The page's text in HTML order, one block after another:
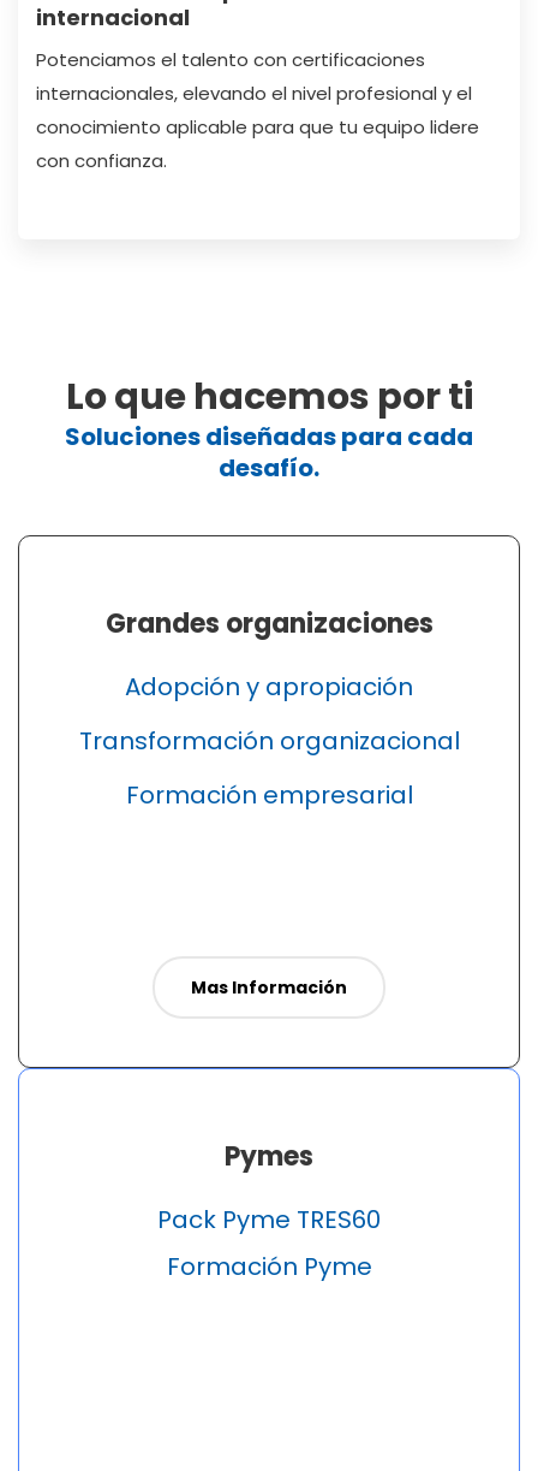
internacional
Potenciamos el talento con certificaciones
internacionales, elevando el nivel profesional y el
conocimiento aplicable para que tu equipo lidere
con confianza.
Lo que hacemos por ti
Soluciones diseñadas para cada
desafío.
Grandes organizaciones
Adopción y apropiación
Transformación organizacional
Formación empresarial
Mas Información
Pymes
Pack Pyme TRES60
Formación Pyme